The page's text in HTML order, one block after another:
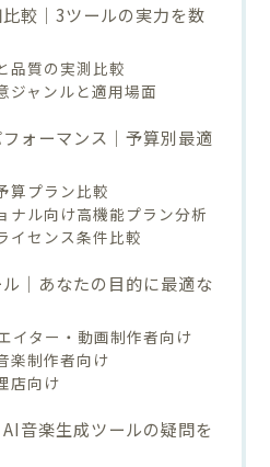
較｜3ツールの実力を数
品質の実測比較
ジャンルと適用場面
ォーマンス｜予算別最適
算プラン比較
ナル向け高機能プラン分析
イセンス条件比較
｜あなたの目的に最適な
イター・動画制作者向け
楽制作者向け
店向け
音楽生成ツールの疑問を